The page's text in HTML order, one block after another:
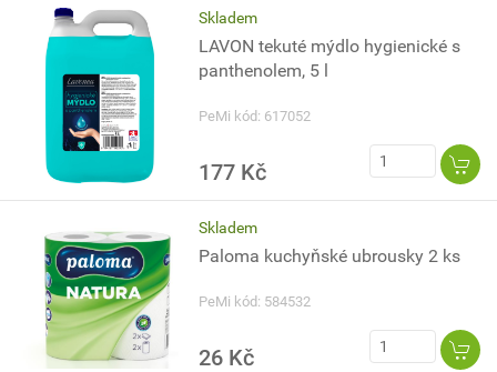
Skladem
LAVON tekuté mýdlo hygienické s
panthenolem, 5 l
PeMi kód: 617052
177 Kč
Skladem
Paloma kuchyňské ubrousky 2 ks
PeMi kód: 584532
26 Kč